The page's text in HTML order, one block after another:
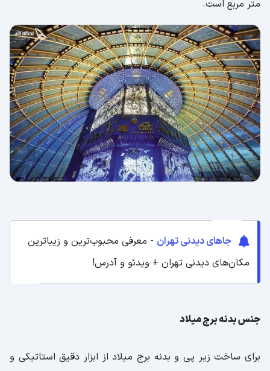
متر مربع است.
جاهای دیدنی تهران - معرفی محبوب‌ترین و زیباترین
مکان‌های دیدنی تهران + ویدئو و آدرس!
جنس بدنه برج میلاد
برای ساخت زیر پی و بدنه برج میلاد از ابزار دقیق استاتیکی و